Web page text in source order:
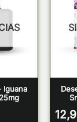
Iguana